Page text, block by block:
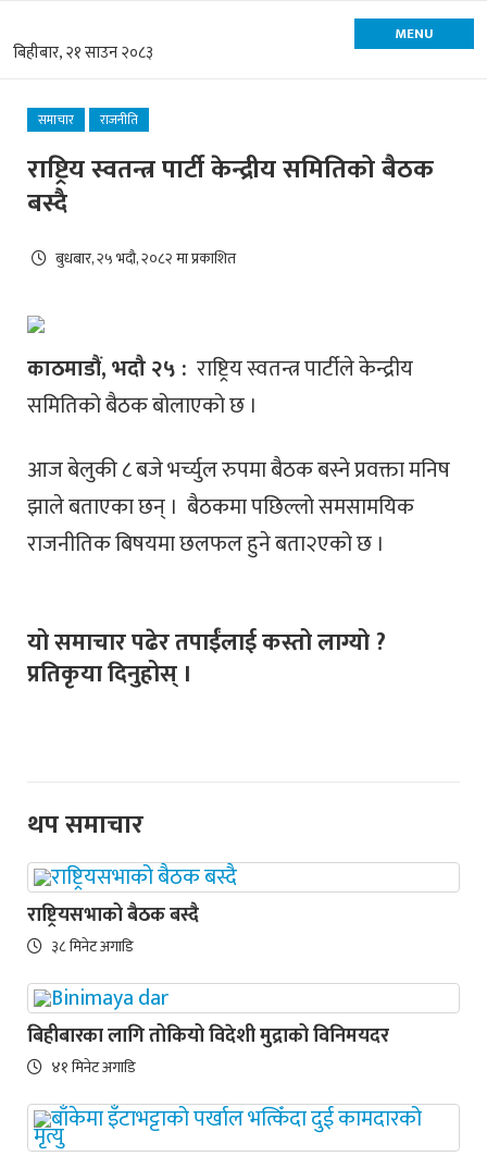
बिहीबार, २१ साउन २०८३
MENU
समाचार राजनीति
राष्ट्रिय स्वतन्त्र पार्टी केन्द्रीय समितिको बैठक
बस्दै
बुधबार, २५ भदौ, २०८२ मा प्रकाशित
काठमाडौं, भदौ २५ : राष्ट्रिय स्वतन्त्र पार्टीले केन्द्रीय
समितिको बैठक बोलाएको छ ।
आज बेलुकी ८ बजे भर्च्युल रुपमा बैठक बस्ने प्रवक्ता मनिष
झाले बताएका छन् । बैठकमा पछिल्लो समसामयिक
राजनीतिक बिषयमा छलफल हुने बता२एको छ ।
यो समाचार पढेर तपाईंलाई कस्तो लाग्यो ?
प्रतिकृया दिनुहोस् ।
थप समाचार
राष्ट्रियसभाको बैठक बस्दै
३८ मिनेट अगाडि
बिहीबारका लागि तोकियो विदेशी मुद्राको विनिमयदर
४१ मिनेट अगाडि